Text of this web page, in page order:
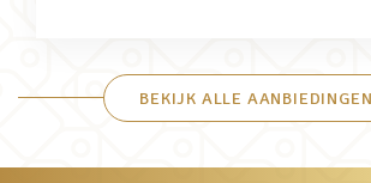
BEKIJK ALLE AANBIEDINGEN